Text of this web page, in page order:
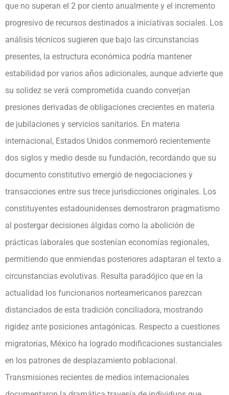
que no superan el 2 por ciento anualmente y el incremento
progresivo de recursos destinados a iniciativas sociales. Los
análisis técnicos sugieren que bajo las circunstancias
presentes, la estructura económica podría mantener
estabilidad por varios años adicionales, aunque advierte que
su solidez se verá comprometida cuando converjan
presiones derivadas de obligaciones crecientes en materia
de jubilaciones y servicios sanitarios. En materia
internacional, Estados Unidos conmemoró recientemente
dos siglos y medio desde su fundación, recordando que su
documento constitutivo emergió de negociaciones y
transacciones entre sus trece jurisdicciones originales. Los
constituyentes estadounidenses demostraron pragmatismo
al postergar decisiones álgidas como la abolición de
prácticas laborales que sostenían economías regionales,
permitiendo que enmiendas posteriores adaptaran el texto a
circunstancias evolutivas. Resulta paradójico que en la
actualidad los funcionarios norteamericanos parezcan
distanciados de esta tradición conciliadora, mostrando
rigidez ante posiciones antagónicas. Respecto a cuestiones
migratorias, México ha logrado modificaciones sustanciales
en los patrones de desplazamiento poblacional.
Transmisiones recientes de medios internacionales